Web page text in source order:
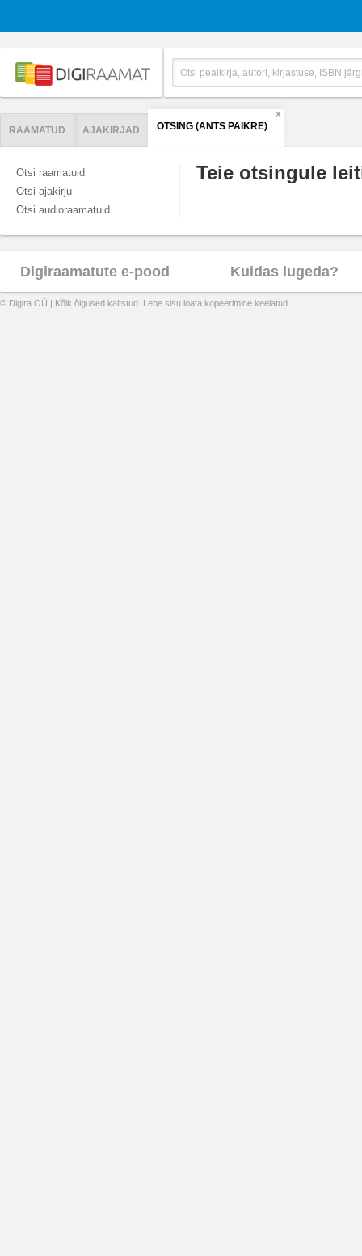
RAAMATUD AJAKIRJAD OTSING (ANTS PAIKRE)
X
Otsi raamatuid
Otsi ajakirju
Otsi audioraamatuid
Teie otsingule
Digiraamatute e-pood Kuidas lugeda?
© Digira OÜ | Kõik õigused kaitstud. Lehe sisu loata kopeerimine keelatud.